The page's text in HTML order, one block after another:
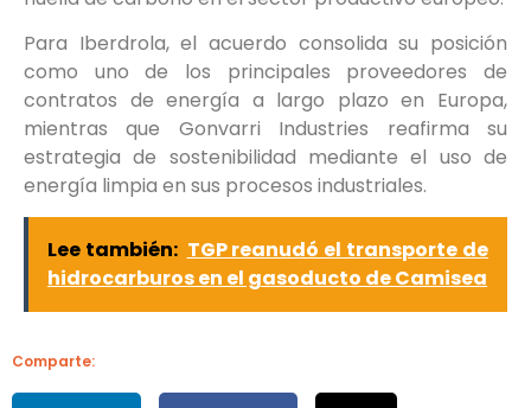
Para Iberdrola, el acuerdo consolida su posición
como uno de los principales proveedores de
contratos de energía a largo plazo en Europa,
mientras que Gonvarri Industries reafirma su
estrategia de sostenibilidad mediante el uso de
energía limpia en sus procesos industriales.
Lee también: TGP reanudó el transporte de
hidrocarburos en el gasoducto de Camisea
Comparte: